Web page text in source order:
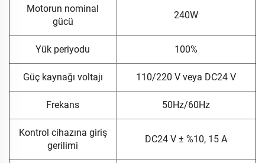
Motorun nominal
gücü
240W
Yük periyodu 100%
Güç kaynağı voltajı 110/220 V veya DC24 V
Frekans 50Hz/60Hz
Kontrol cihazına giriş
gerilimi
DC24 V ± %10, 15 A